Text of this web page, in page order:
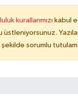
kurallarımızı kabul
üstleniyorsunuz.
sorumlu